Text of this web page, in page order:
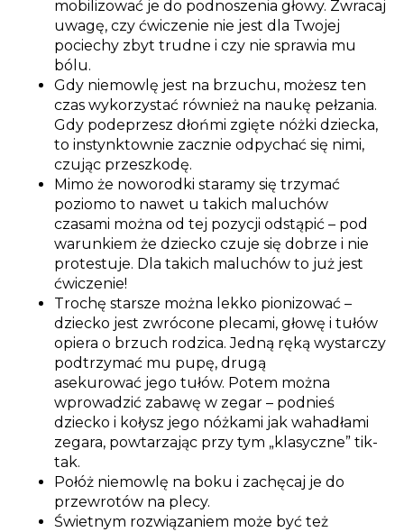
mobilizować je do podnoszenia głowy. Zwracaj
uwagę, czy ćwiczenie nie jest dla Twojej
pociechy zbyt trudne i czy nie sprawia mu
bólu.
Gdy niemowlę jest na brzuchu, możesz ten
czas wykorzystać również na naukę pełzania.
Gdy podeprzesz dłońmi zgięte nóżki dziecka,
to instynktownie zacznie odpychać się nimi,
czując przeszkodę.
Mimo że noworodki staramy się trzymać
poziomo to nawet u takich maluchów
czasami można od tej pozycji odstąpić – pod
warunkiem że dziecko czuje się dobrze i nie
protestuje. Dla takich maluchów to już jest
ćwiczenie!
Trochę starsze można lekko pionizować –
dziecko jest zwrócone plecami, głowę i tułów
opiera o brzuch rodzica. Jedną ręką wystarczy
podtrzymać mu pupę, drugą
asekurować jego tułów. Potem można
wprowadzić zabawę w zegar – podnieś
dziecko i kołysz jego nóżkami jak wahadłami
zegara, powtarzając przy tym „klasyczne” tik-
tak.
Połóż niemowlę na boku i zachęcaj je do
przewrotów na plecy.
Świetnym rozwiązaniem może być też